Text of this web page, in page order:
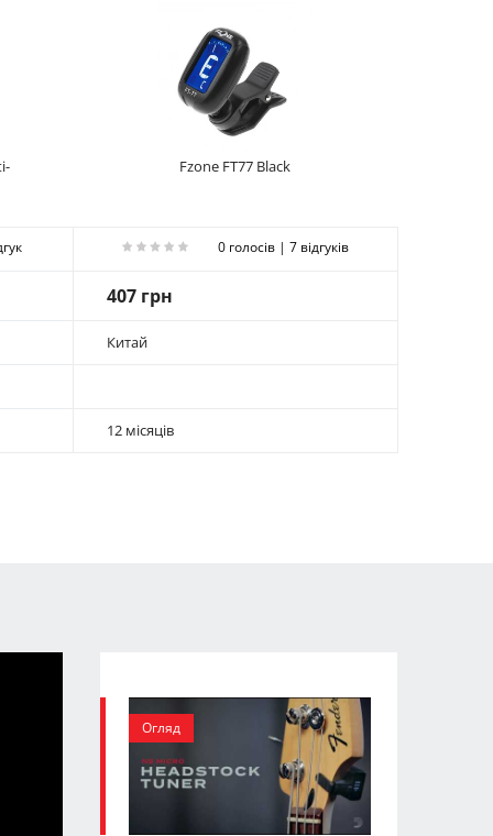
Fzone FT77 Black
0 голосів | 7 відгуків
407 грн
Китай
12 місяців
Огляд